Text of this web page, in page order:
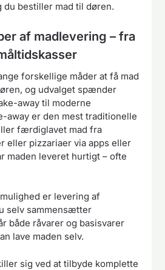
bestiller mad til døren.
af madlevering – fra
forskellige måder at få mad
og udvalget spænder
away til moderne
away er den mest traditionelle
færdiglavet mad fra
eller pizzariaer via apps eller
maden leveret hurtigt – ofte
er levering af
selv sammensætter
både råvarer og basisvarer
lave maden selv.
sig ved at tilbyde komplette